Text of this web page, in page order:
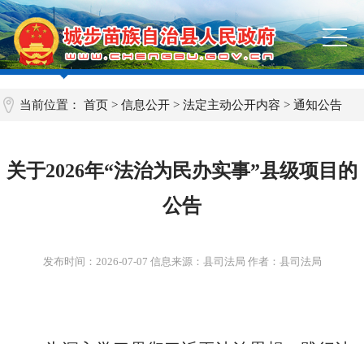
当前位置：首页 >信息公开 >法定主动公开内容 >通知公告
关于2026年“法治为民办实事”县级项目的
公告
发布时间： 2026-07-07 信息来源：县司法局 作者：县司法局